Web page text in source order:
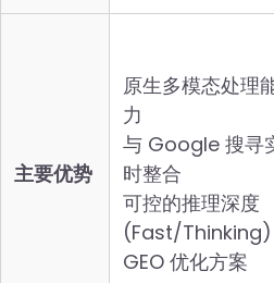
主要优势
原生多模态处理
力
与 Google 搜寻
时整合
可控的推理深度
(Fast/Thinking)
GEO 优化方案